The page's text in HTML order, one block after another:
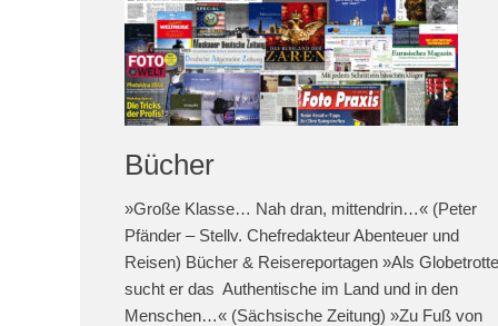
Bücher
»Große Klasse… Nah dran, mittendrin…« (Peter
Pfänder – Stellv. Chefredakteur Abenteuer und
Reisen) Bücher & Reisereportagen »Als
sucht er das Authentische im Land und in den
Menschen…« (Sächsische Zeitung) »Zu Fuß von